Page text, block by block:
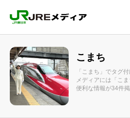
こまち
「こまち」でタグ
メディアには「こ
便利な情報が34件